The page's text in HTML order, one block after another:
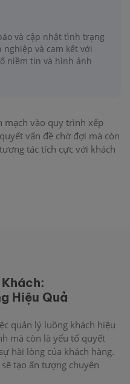
và cập nhật tình trạng
và cam kết với
niềm tin và hình ảnh
mạch vào quy trình xếp
vấn đề chờ đợi mà còn
tác tích cực với khách
Hiệu Quả
quản lý luồng khách hiệu
mà còn là yếu tố quyết
hài lòng của khách hàng.
tạo ấn tượng chuyên